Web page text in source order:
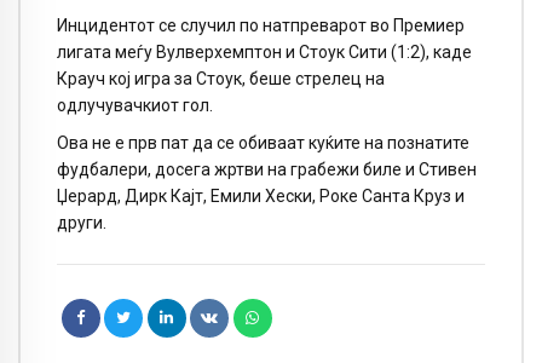
Инцидентот се случил по натпреварот во Премиер
лигата меѓу Вулверхемптон и Стоук Сити (1:2), каде
Крауч кој игра за Стоук, беше стрелец на
одлучувачкиот гол.
Ова не е прв пат да се обиваат куќите на познатите
фудбалери, досега жртви на грабежи биле и Стивен
Џерард, Дирк Кајт, Емили Хески, Роке Санта Круз и
други.